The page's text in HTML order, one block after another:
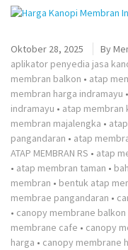
Oktober 28, 2025 By
aplikator penyedia jasa
membran balkon • atap
membran harga indramayu •
indramayu • atap membran
membran majalengka •
pangandaran • atap
ATAP MEMBRAN RS • atap
• atap membran taman •
membran • bentuk atap
membrae pangandaran •
• canopy membrane balkon
membrane cafe • canopy
harga • canopy membrane